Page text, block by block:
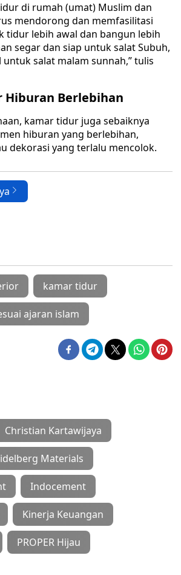
di rumah (umat) Muslim dan
mendorong dan memfasilitasi
tidur lebih awal dan bangun lebih
segar dan siap untuk salat Subuh,
salat malam sunnah,” tulis
Hiburan Berlebihan
kamar tidur juga sebaiknya
hiburan yang berlebihan,
dekorasi yang terlalu mencolok.
kamar tidur
ajaran islam
Christian Kartawijaya
Materials
Indocement
Kinerja Keuangan
PROPER Hijau